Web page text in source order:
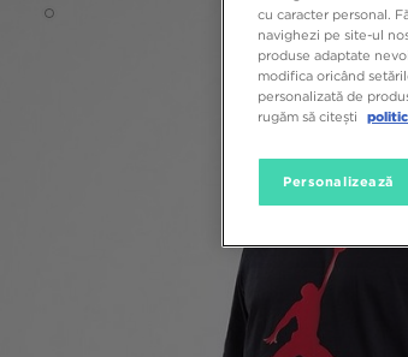
cu caracter personal.
navighezi pe site-ul
produse adaptate
modifica oricând
personalizată de
rugăm să citești
Personalizează